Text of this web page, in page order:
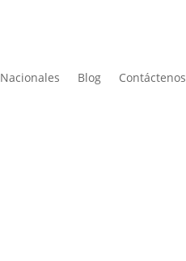
Nacionales Blog Contáctenos